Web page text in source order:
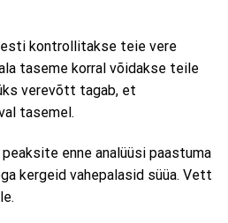
kontrollitakse teie vere
taseme korral võidakse teile
verevõtt tagab, et
tasemel.
enne analüüsi paastuma
kergeid vahepalasid süüa. Vett